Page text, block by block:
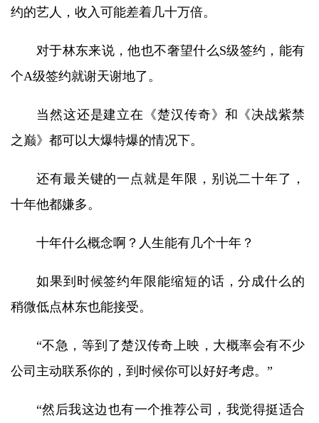
约的艺人，收入可能差着几十万倍。
对于林东来说，他也不奢望什么S级签约，能有
个A级签约就谢天谢地了。
当然这还是建立在《楚汉传奇》和《决战紫禁
之巅》都可以大爆特爆的情况下。
还有最关键的一点就是年限，别说二十年了，
十年他都嫌多。
十年什么概念啊？人生能有几个十年？
如果到时候签约年限能缩短的话，分成什么的
稍微低点林东也能接受。
“不急，等到了楚汉传奇上映，大概率会有不少
公司主动联系你的，到时候你可以好好考虑。”
“然后我这边也有一个推荐公司，我觉得挺适合